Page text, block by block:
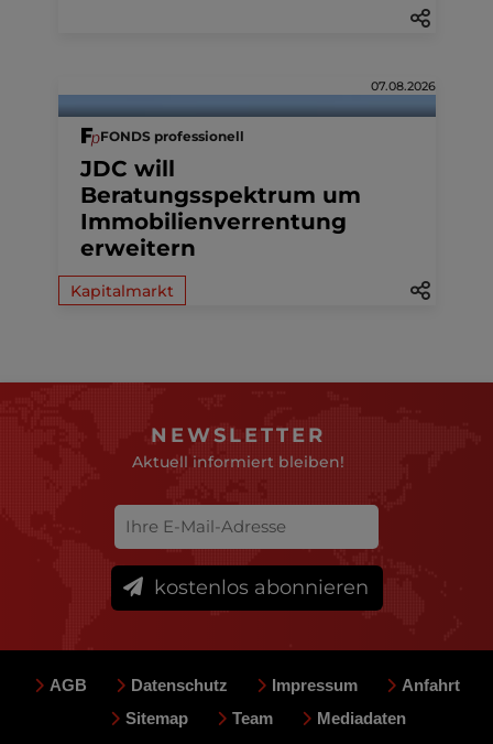
07.08.2026
FONDS professionell
JDC will
Beratungsspektrum um
Immobilienverrentung
erweitern
Kapitalmarkt
NEWSLETTER
Aktuell informiert bleiben!
kostenlos abonnieren
AGB Datenschutz Impressum
Anfahrt
Sitemap
Team Mediadaten